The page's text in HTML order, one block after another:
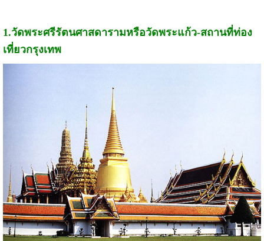
1.วัดพระศรีรัตนศาสดารามหรือวัดพระแก้ว-สถานที่ท่อง
เที่ยวกรุงเทพ